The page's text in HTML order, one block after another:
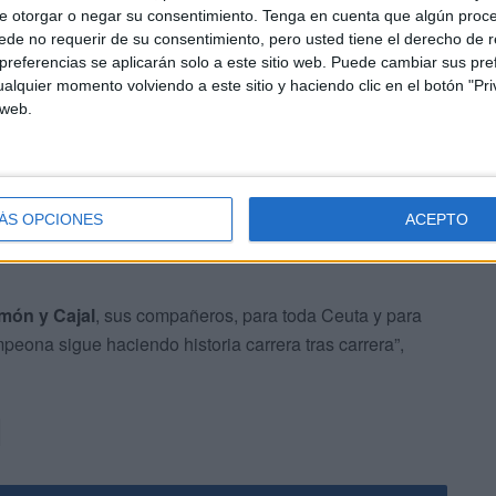
otorgar o negar su consentimiento. Tenga en cuenta que algún
no requerir de su consentimiento, pero usted tiene el derecho de
se aplicarán solo a este sitio web. Puede cambiar sus
momento volviendo a este sitio y haciendo clic en el botón
OPCIONES ACEPTO
tremenda alegría en sus redes. Resaltaron la
de sacrificio y superación al alcance de muy
y Cajal, sus compañeros, para toda Ceuta y para
sigue haciendo historia carrera tras carrera”,